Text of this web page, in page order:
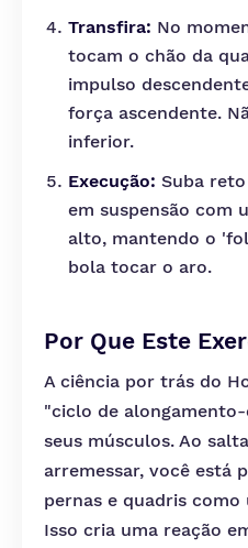
Transfira: No
tocam o chão da
impulso
força ascendente.
inferior.
Execução: Suba
em suspensão com
alto, mantendo o
bola tocar o aro.
Por Que Este
A ciência por trás do
"ciclo de
seus músculos. Ao
arremessar, você está
pernas e quadris
Isso cria uma reação